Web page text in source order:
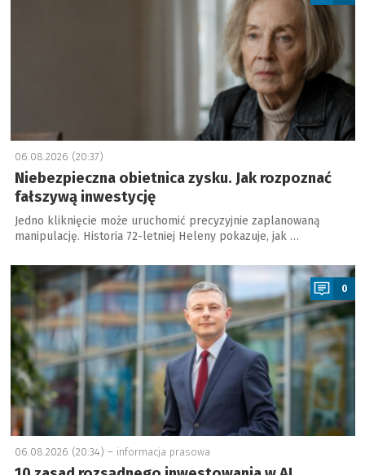
06.08.2026 (20:37)
Niebezpieczna obietnica zysku. Jak rozpoznać
fałszywą inwestycję
Jedno kliknięcie może uruchomić precyzyjnie zaplanowaną
manipulację. Historia 72-letniej Heleny pokazuje, jak …
a
0
06.08.2026 (20:34) – informacja prasowa